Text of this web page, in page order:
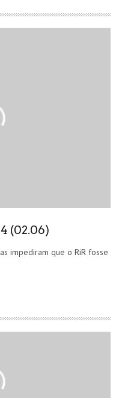
(02.06)
impediram que o RiR fosse